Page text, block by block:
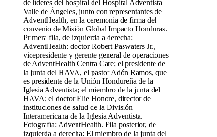
de líderes del hospital del Hospital Adventista
Valle de Ángeles, junto con representantes de
AdventHealth, en la ceremonia de firma del
convenio de Misión Global Impacto Honduras.
Primera fila, de izquierda a derecha:
AdventHealth: doctor Robert Paswaters Jr.,
vicepresidente y gerente general de operaciones
de AdventHealth Centra Care; el presidente de
la junta del HAVA, el pastor Adón Ramos, que
es presidente de la Unión Hondureña de la
Iglesia Adventista; el miembro de la junta del
HAVA; el doctor Elie Honore, director de
instituciones de salud de la División
Interamericana de la Iglesia Adventista.
Fotografía: AdventHealth. Fila posterior, de
izquierda a derecha: El miembro de la junta del